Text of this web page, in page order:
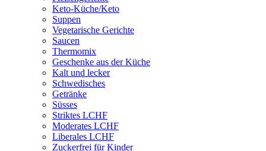
Keto-Küche/Keto
Suppen
Vegetarische Gerichte
Saucen
Thermomix
Geschenke aus der Küche
Kalt und lecker
Schwedisches
Getränke
Süsses
Striktes LCHF
Moderates LCHF
Liberales LCHF
Zuckerfrei für Kinder